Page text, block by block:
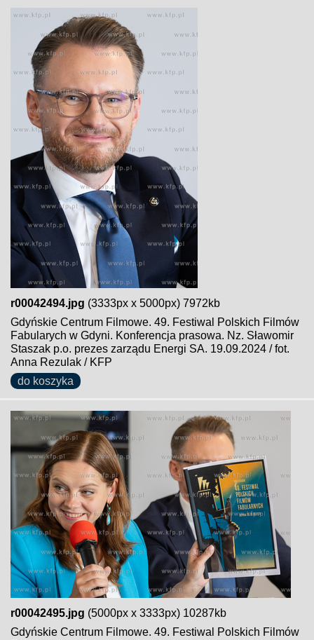
r00042494.jpg (3333px x 5000px) 7972kb
Gdyńskie Centrum Filmowe. 49. Festiwal Polskich Filmów
Fabularych w Gdyni. Konferencja prasowa. Nz. Sławomir
Staszak p.o. prezes zarządu Energi SA. 19.09.2024 / fot.
Anna Rezulak / KFP
do koszyka
r00042495.jpg (5000px x 3333px) 10287kb
Gdyńskie Centrum Filmowe. 49. Festiwal Polskich Filmów